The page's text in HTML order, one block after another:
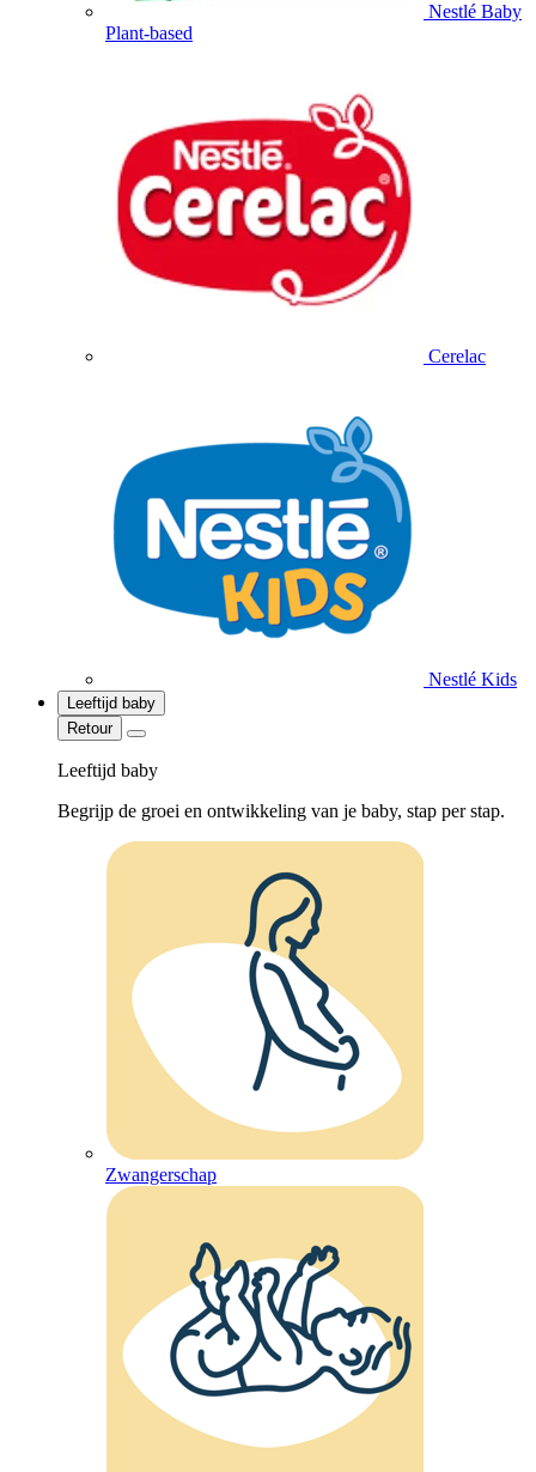
Nestlé Baby
Plant-based
Cerelac
Nestlé Kids
Leeftijd baby
Retour
Leeftijd baby
Begrijp de groei en ontwikkeling van je baby, stap per stap.
Zwangerschap